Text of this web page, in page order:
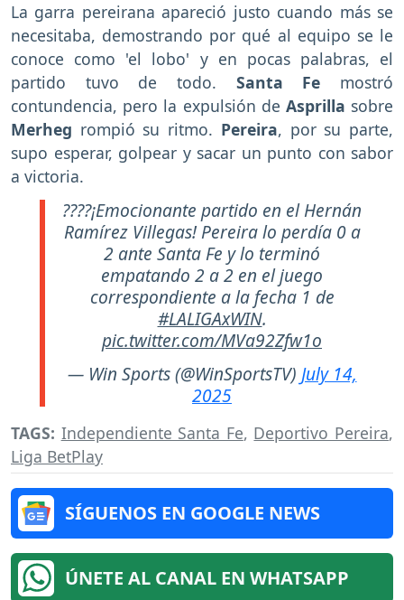
La garra pereirana apareció justo cuando más se
necesitaba, demostrando por qué al equipo se le
conoce como 'el lobo' y en pocas palabras, el
partido tuvo de todo. Santa Fe mostró
contundencia, pero la expulsión de Asprilla sobre
Merheg rompió su ritmo. Pereira, por su parte,
supo esperar, golpear y sacar un punto con sabor
a victoria.
????¡Emocionante partido en el Hernán
Ramírez Villegas! Pereira lo perdía 0 a
2 ante Santa Fe y lo terminó
empatando 2 a 2 en el juego
correspondiente a la fecha 1 de
#LALIGAxWIN.
pic.twitter.com/MVa92Zfw1o
— Win Sports (@WinSportsTV) July 14,
2025
TAGS: Independiente Santa Fe, Deportivo Pereira,
Liga BetPlay
SÍGUENOS EN GOOGLE NEWS
ÚNETE AL CANAL EN WHATSAPP